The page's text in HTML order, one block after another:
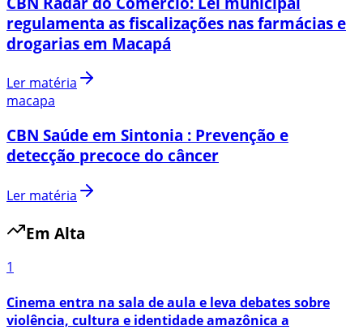
regulamenta as fiscalizações nas farmácias e
drogarias em Macapá
Ler matéria
macapa
CBN Saúde em Sintonia : Prevenção e
detecção precoce do câncer
Ler matéria
Em Alta
1
Cinema entra na sala de aula e leva debates sobre
violência, cultura e identidade amazônica a